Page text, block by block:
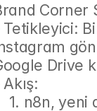
Corner
Drive